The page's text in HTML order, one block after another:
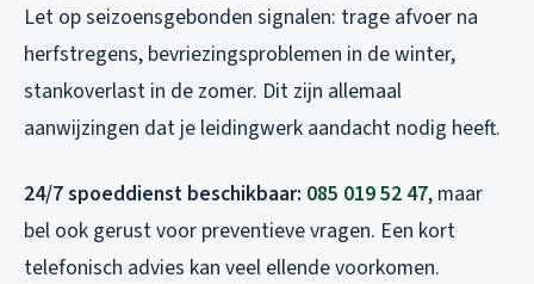
Let op seizoensgebonden signalen: trage afvoer na
herfstregens, bevriezingsproblemen in de winter,
stankoverlast in de zomer. Dit zijn allemaal
aanwijzingen dat je leidingwerk aandacht nodig heeft.
24/7 spoeddienst beschikbaar: 085 019 52 47, maar
bel ook gerust voor preventieve vragen. Een kort
telefonisch advies kan veel ellende voorkomen.